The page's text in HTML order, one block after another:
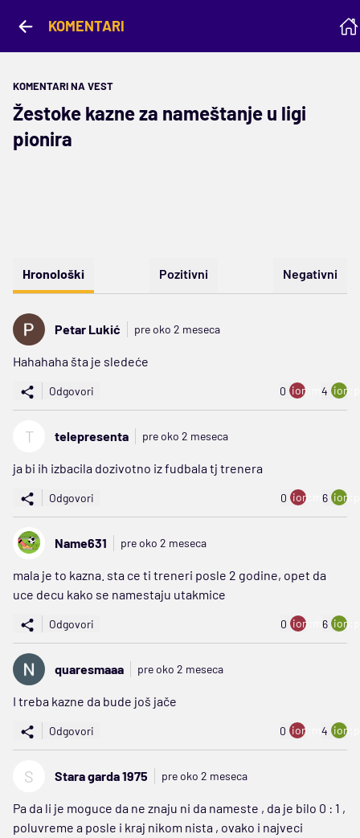
KOMENTARI
KOMENTARI NA VEST
Žestoke kazne za nameštanje u ligi
pionira
Hronološki Pozitivni Negativni
Petar Lukić pre oko 2 meseca
Hahahaha šta je sledeće
Odgovori 0 ion:minus
4
T telepresenta pre oko 2 meseca
ja bi ih izbacila dozivotno iz fudbala tj trenera
Odgovori 0 ion:minus
6
Name631 pre oko 2 meseca
mala je to kazna. sta ce ti treneri posle 2 godine, opet da
uce decu kako se namestaju utakmice
Odgovori 0 ion:minus
6
quaresmaaa pre oko 2 meseca
I treba kazne da bude još jače
Odgovori 0 ion:minus
4
S Stara garda 1975 pre oko 2 meseca
Pa da li je moguce da ne znaju ni da nameste , da je bilo 0 : 1 ,
poluvreme a posle i kraj nikom nista , ovako i najveci